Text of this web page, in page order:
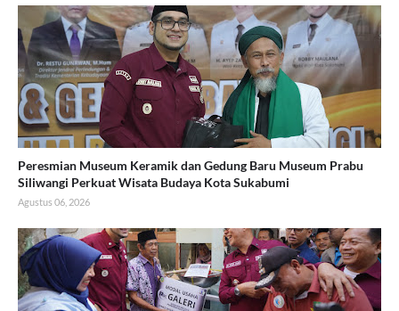
Peresmian Museum Keramik dan Gedung Baru Museum Prabu
Siliwangi Perkuat Wisata Budaya Kota Sukabumi
Agustus 06, 2026